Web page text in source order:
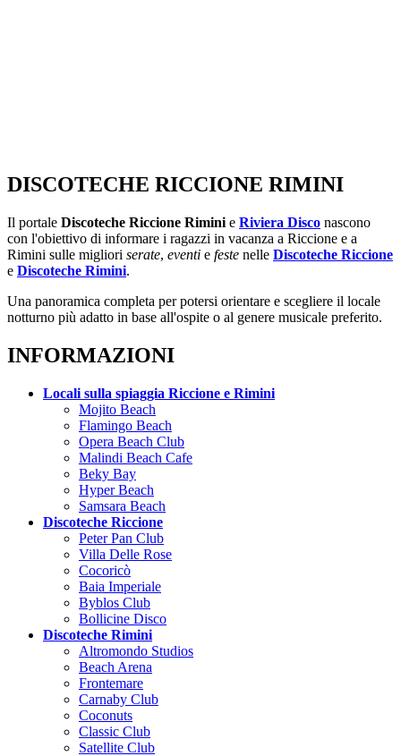
DISCOTECHE RICCIONE RIMINI
Il portale Discoteche Riccione Rimini e Riviera Disco nascono
con l'obiettivo di informare i ragazzi in vacanza a Riccione e a
Rimini sulle migliori serate, eventi e feste nelle Discoteche Riccione
e Discoteche Rimini.
Una panoramica completa per potersi orientare e scegliere il locale
notturno più adatto in base all'ospite o al genere musicale preferito.
INFORMAZIONI
Locali sulla spiaggia Riccione e Rimini
Mojito Beach
Flamingo Beach
Opera Beach Club
Malindi Beach Cafe
Beky Bay
Hyper Beach
Samsara Beach
Discoteche Riccione
Peter Pan Club
Villa Delle Rose
Cocoricò
Baia Imperiale
Byblos Club
Bollicine Disco
Discoteche Rimini
Altromondo Studios
Beach Arena
Frontemare
Carnaby Club
Coconuts
Classic Club
Satellite Club